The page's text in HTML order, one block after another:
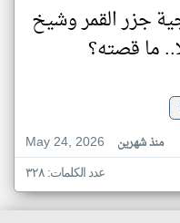
جزر القمر وشيخ
ما قصته؟
May 24, 2026
منذ شهرين
عدد الكلمات: ٣٢٨